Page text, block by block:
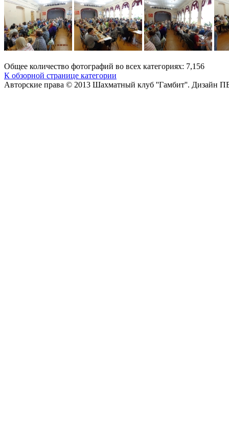
Общее количество фотографий во всех категориях: 7,156
К обзорной странице категории
Авторские права © 2013 Шахматный клуб ''Гамбит''. Дизайн